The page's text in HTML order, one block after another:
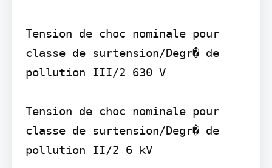
Tension de choc nominale pour
classe de surtension/Degr� de
pollution III/2 630 V
Tension de choc nominale pour
classe de surtension/Degr� de
pollution II/2 6 kV